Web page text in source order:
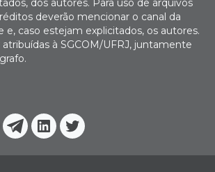
Telegram
Linkedin
Twitter
dos autores. Para uso de arquivos
deverão mencionar o canal da
e, caso estejam explicitados, os autores.
à SGCOM/UFRJ, juntamente